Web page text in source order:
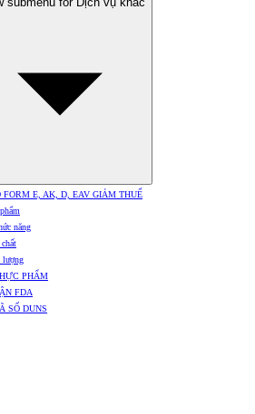
FORM E, AK, D, EAV GIẢM THUẾ
năng
lượng
PHẨM
FDA
SỐ DUNS